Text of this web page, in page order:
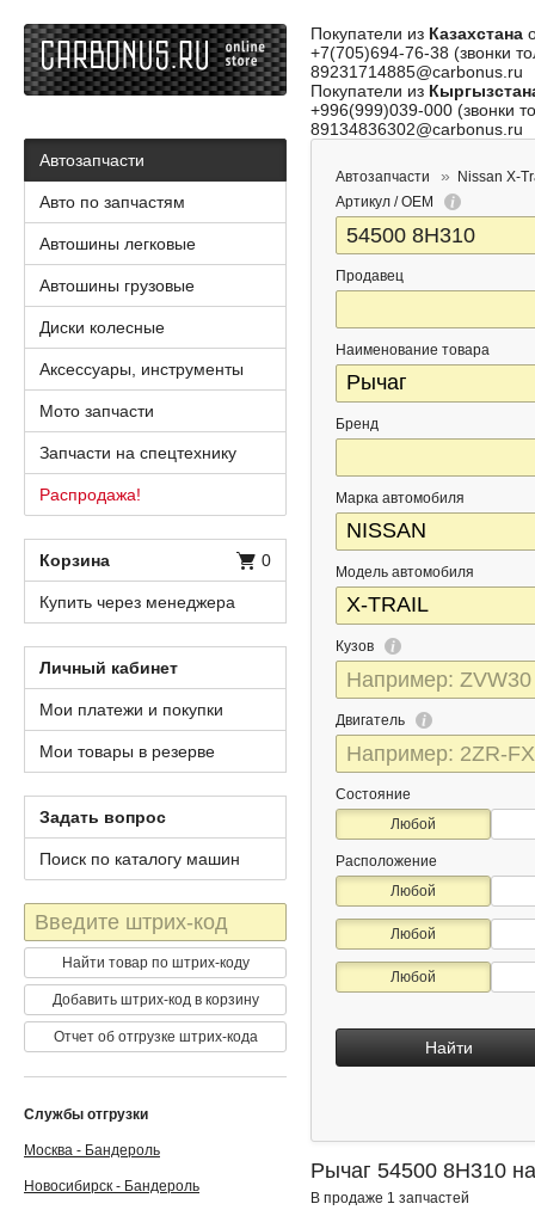
Покупатели из Казахстана
+7(705)694-76-38 (звонки
89231714885@carbonus.ru
Покупатели из
+996(999)039-000 (звонки
89134836302@carbonus.ru
Автозапчасти
Nissan X-
Артикул / OEM
Продавец
Наименование товара
Бренд
Марка автомобиля
Модель автомобиля
Кузов
Двигатель
Состояние
Любой
Расположение
Любой
Любой
Любой
Найти
Рычаг 54500 8H310
В продаже 1 запчастей
Автозапчасти
Авто по запчастям
Автошины легковые
Автошины грузовые
Диски колесные
Аксессуары, инструменты
Мото запчасти
Запчасти на спецтехнику
Распродажа!
Корзина 0
Купить через менеджера
Личный кабинет
Мои платежи и покупки
Мои товары в резерве
Задать вопрос
Поиск по каталогу машин
Штрих-
код
Найти товар по штрих-коду
Добавить штрих-код в корзину
Отчет об отгрузке штрих-кода
Службы отгрузки
Москва - Бандероль
Новосибирск - Бандероль